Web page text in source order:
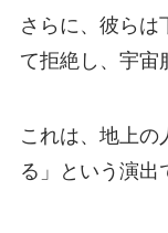
さらに、彼らは
て拒絶し、宇宙
これは、地上の
る」という演出